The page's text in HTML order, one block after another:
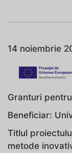
14 noiembrie
Granturi
Beneficiar:
Titlul
metode